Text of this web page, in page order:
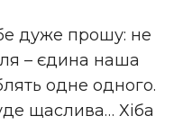
дуже прошу: не
– єдина наша
одне одного.
щаслива… Хіба